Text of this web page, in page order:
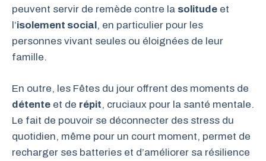
peuvent servir de remède contre la solitude et
l’isolement social , en particulier pour les
personnes vivant seules ou éloignées de leur
famille.
En outre, les Fêtes du jour offrent des moments de
détente et de répit, cruciaux pour la santé mentale.
Le fait de pouvoir se déconnecter des stress du
quotidien, même pour un court moment, permet de
recharger ses batteries et d’améliorer sa résilience